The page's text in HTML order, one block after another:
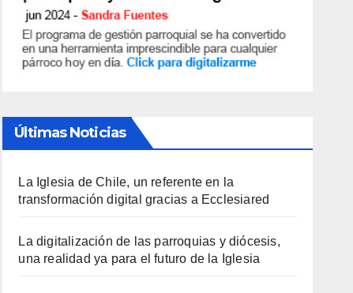
Últimas Noticias
La Iglesia de Chile, un referente en la
transformación digital gracias a Ecclesiared
La digitalización de las parroquias y diócesis,
una realidad ya para el futuro de la Iglesia